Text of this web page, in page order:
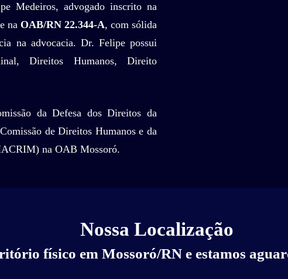
Medeiros, advogado inscrito na
e na OAB/RN 22.344-A, com sólida
na advocacia. Dr. Felipe possui
Direitos Humanos, Direito
da Defesa dos Direitos da
de Direitos Humanos e da
na OAB Mossoró.
Nossa Localização
físico em Mossoró/RN e estamos